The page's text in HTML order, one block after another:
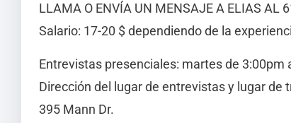
LLAMA O ENVÍA UN MENSAJE A ELIAS AL
Salario: 17-20 $ dependiendo de la
Entrevistas presenciales: martes de 3:00pm
Dirección del lugar de entrevistas y lugar de
395 Mann Dr.